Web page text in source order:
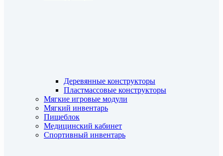
Деревянные конструкторы
Пластмассовые конструкторы
Мягкие игровые модули
Мягкий инвентарь
Пищеблок
Медицинский кабинет
Спортивный инвентарь